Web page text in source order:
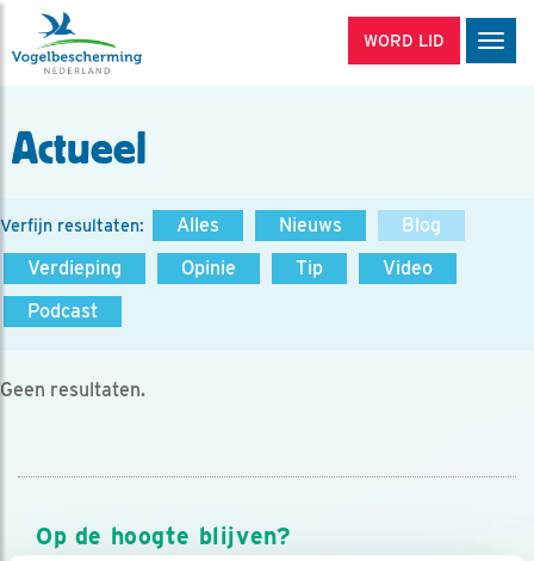
WORD LID
Actueel
Verfijn resultaten: Alles Nieuws
Blog
Verdieping
Opinie Tip
Video
Podcast
Geen resultaten.
Op de hoogte blijven?